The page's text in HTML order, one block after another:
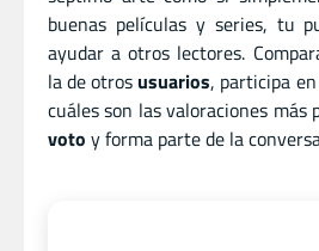
buenas películas y series, tu
ayudar a otros lectores.
la de otros usuarios, participa
cuáles son las valoraciones más
voto y forma parte de la